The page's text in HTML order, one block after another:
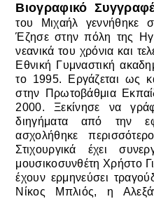
Βιογραφικό
του Μιχαήλ γεννήθηκε
Έζησε στην πόλη της
νεανικά του χρόνια και
Εθνική Γυμναστική
το 1995. Εργάζεται ως
στην Πρωτοβάθμια
2000. Ξεκίνησε να
διηγήματα από την
ασχολήθηκε
Στιχουργικά έχει
μουσικοσυνθέτη Χρήστο
έχουν ερμηνεύσει
Νίκος Μπλιός, η